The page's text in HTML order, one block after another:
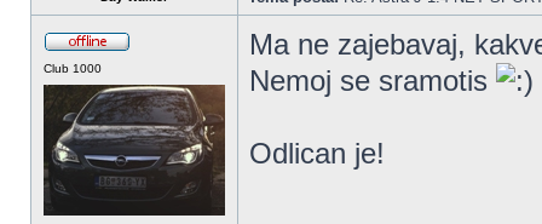
Club 1000
Ma ne zajebavaj,
Nemoj se sramotis
Odlican je!